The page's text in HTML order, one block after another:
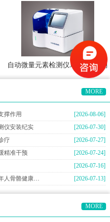
自动微量元素检测仪JL-996B系列
MORE
[2026-08-06]
撑作用
[2026-07-30]
仪安装纪实
[2026-07-27]
疗
[2026-07-24]
精准干预
[2026-07-16]
[2026-07-13]
微量元素检测仪监微量元素筑牢中老年人骨骼健康防线
MORE